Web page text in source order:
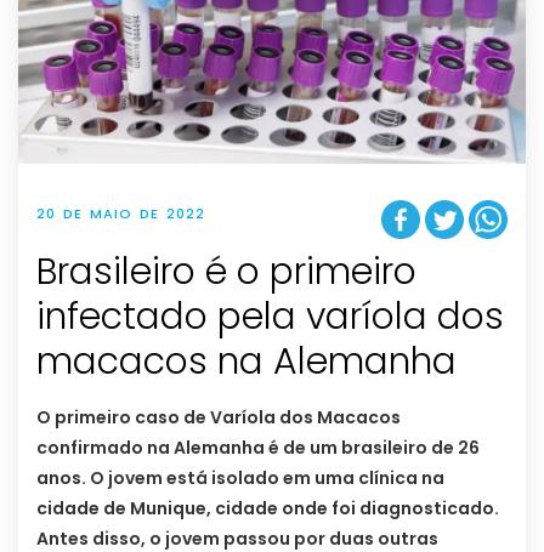
20 DE MAIO DE 2022
Brasileiro é o primeiro
infectado pela varíola dos
macacos na Alemanha
O primeiro caso de Varíola dos Macacos
confirmado na Alemanha é de um brasileiro de 26
anos. O jovem está isolado em uma clínica na
cidade de Munique, cidade onde foi diagnosticado.
Antes disso, o jovem passou por duas outras